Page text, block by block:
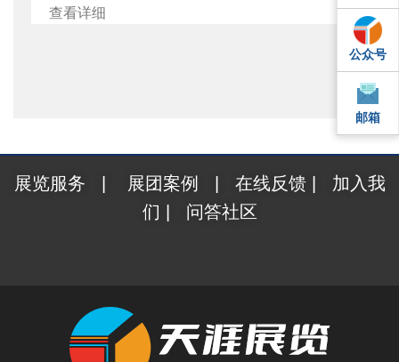
查看详细
QQ
邮箱
公众号
邮箱
展览服务 展团案例 在线反馈| 加入我
们
问答社区